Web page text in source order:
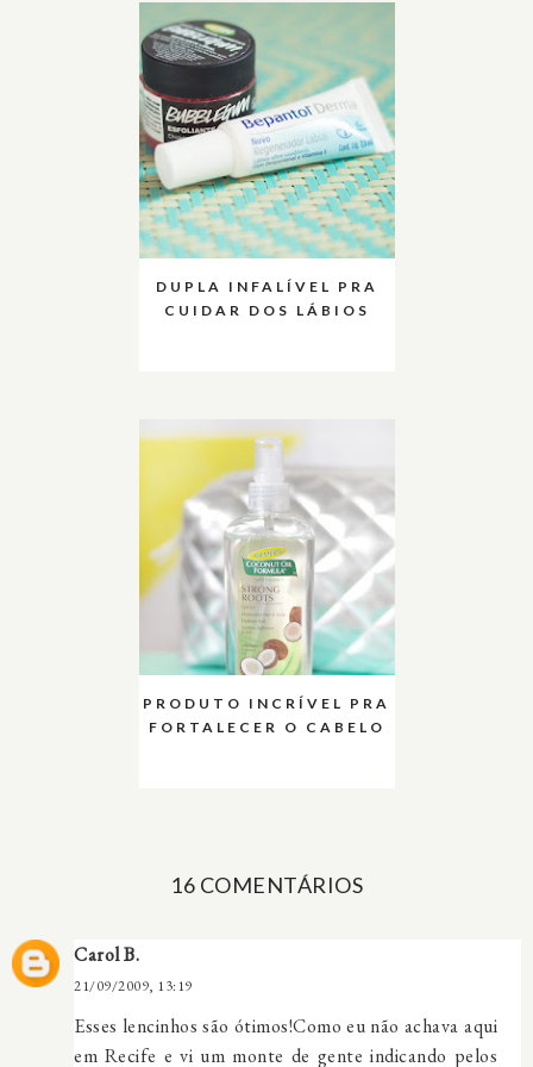
DUPLA INFALÍVEL PRA
CUIDAR DOS LÁBIOS
PRODUTO INCRÍVEL PRA
FORTALECER O CABELO
16 COMENTÁRIOS
Carol B.
21/09/2009, 13:19
Esses lencinhos são ótimos!Como eu não achava aqui
em Recife e vi um monte de gente indicando pelos